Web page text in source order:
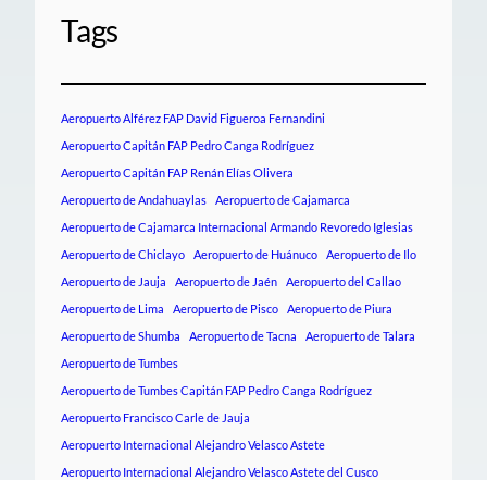
Tags
Aeropuerto Alférez FAP David Figueroa Fernandini
Aeropuerto Capitán FAP Pedro Canga Rodríguez
Aeropuerto Capitán FAP Renán Elías Olivera
Aeropuerto de Andahuaylas
Aeropuerto de Cajamarca
Aeropuerto de Cajamarca Internacional Armando Revoredo Iglesias
Aeropuerto de Chiclayo
Aeropuerto de Huánuco
Aeropuerto de Ilo
Aeropuerto de Jauja
Aeropuerto de Jaén
Aeropuerto del Callao
Aeropuerto de Lima
Aeropuerto de Pisco
Aeropuerto de Piura
Aeropuerto de Shumba
Aeropuerto de Tacna
Aeropuerto de Talara
Aeropuerto de Tumbes
Aeropuerto de Tumbes Capitán FAP Pedro Canga Rodríguez
Aeropuerto Francisco Carle de Jauja
Aeropuerto Internacional Alejandro Velasco Astete
Aeropuerto Internacional Alejandro Velasco Astete del Cusco